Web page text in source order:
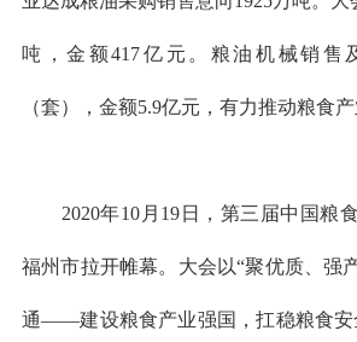
吨，金额417亿元 。 粮油机械销售
（套），金额5.9亿元，有力推动粮食产
2020年10月19日，第三届中国粮
福州市拉开帷幕。大会以“聚优质、强
通——建设粮食产业强国，扛稳粮食